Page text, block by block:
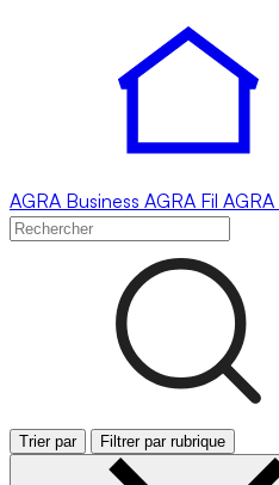
AGRA Business AGRA Fil AGRA
Trier par Filtrer par rubrique